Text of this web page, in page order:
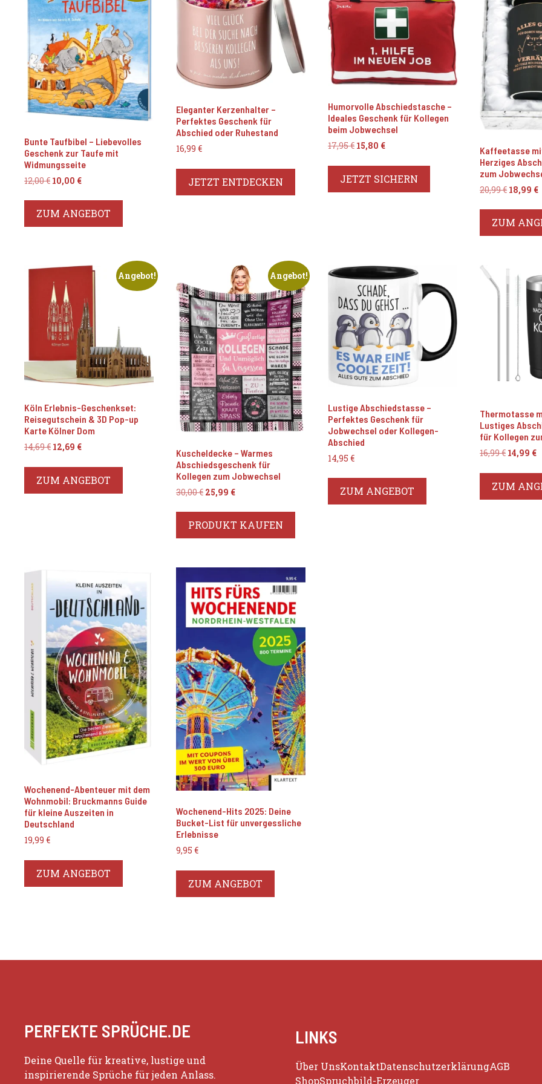
Bunte Taufbibel – Liebevolles
Geschenk zur Taufe mit
Widmungsseite
12,00€ Ursprünglicher
12,00 €
10,00 €Aktueller
10,00 €.
ZUM ANGEBOT
Eleganter Kerzenhalter –
Perfektes Geschenk für
Abschied oder Ruhestand
16,99€
JETZT ENTDECKEN
Humorvolle Abschiedstasche –
Ideales Geschenk für Kollegen
beim Jobwechsel
17,95€ Ursprünglicher
17,95 €
15,80 €Aktueller
15,80 €.
JETZT SICHERN
Kaffeetasse
Herziges
zum
20,99€
20,99 €
18,99 €
ZUM
Angebot!
Köln Erlebnis-Geschenkset:
Reisegutschein & 3D Pop-up
Karte Kölner Dom
14,69€ Ursprünglicher
war:
14,69 €
12,69 €Aktueller
ist:
12,69 €.
ZUM ANGEBOT
Angebot!
Kuscheldecke – Warmes
Abschiedsgeschenk für
Kollegen zum Jobwechsel
30,00€ Ursprünglicher
30,00 €
25,99 €Aktueller
25,99 €.
PRODUKT KAUFEN
Lustige Abschiedstasse –
Perfektes Geschenk für
Jobwechsel oder Kollegen-
Abschied
14,95€
ZUM ANGEBOT
Thermotasse
Lustiges
für Kollegen
16,99€
war:
16,99 €
14,99 €
ZUM
Wochenend-Abenteuer mit dem
Wohnmobil: Bruckmanns Guide
für kleine Auszeiten in
Deutschland
19,99 €
ZUM ANGEBOT
Wochenend-Hits 2025: Deine
Bucket-List für unvergessliche
Erlebnisse
9,95€
ZUM ANGEBOT
PERFEKTE SPRÜCHE.DE
Deine Quelle für kreative, lustige und
inspirierende Sprüche für jeden Anlass.
LINKS
Über UnsKontaktDatenschutzerklärungAGB
ShopSpruchbild-Erzeuger